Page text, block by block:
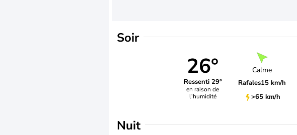
Soir
26°
Ressenti 29°
en raison de
l'humidité
Calme
Rafales15 km/h
>65 km/h
Nuit